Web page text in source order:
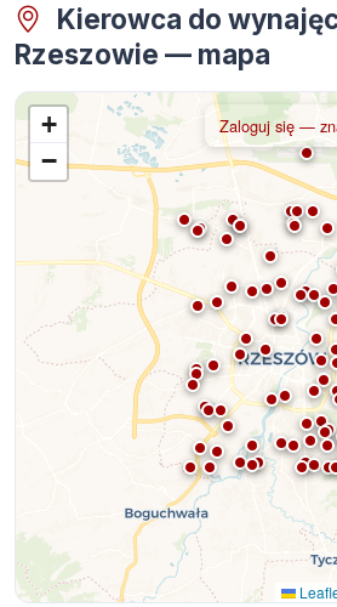
Kierowca do
Rzeszowie — mapa
+
−
Zaloguj się —